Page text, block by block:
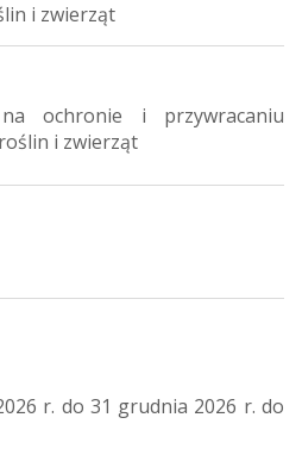
i zwierząt
na ochronie i przywracaniu
i zwierząt
r. do 31 grudnia 2026 r. do